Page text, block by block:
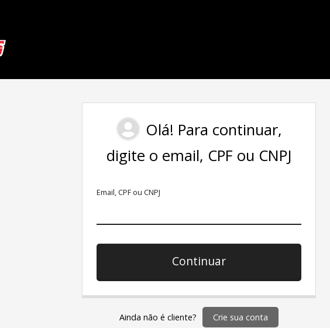
Olá! Para continuar,
digite o email, CPF ou CNPJ
Email, CPF ou CNPJ
Continuar
Crie sua conta